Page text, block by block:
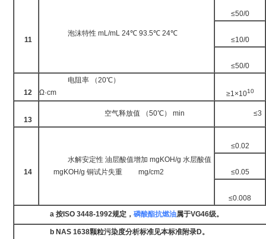
11
泡沫特性 mL/mL 24℃ 93.5℃ 24℃
≤50/0
≤10/0
≤50/0
12
电阻率 （20℃）
Ω·cm
≥1×1010
13
空气释放值 （50℃） min ≤3
14
水解安定性 油层酸值增加 mgKOH/g 水层酸值
mgKOH/g 铜试片失重 mg/cm2
≤0.02
≤0.05
≤0.008
a 按ISO 3448-1992规定，磷酸酯抗燃油属于VG46级。
b NAS 1638颗粒污染度分析标准见本标准附录D。